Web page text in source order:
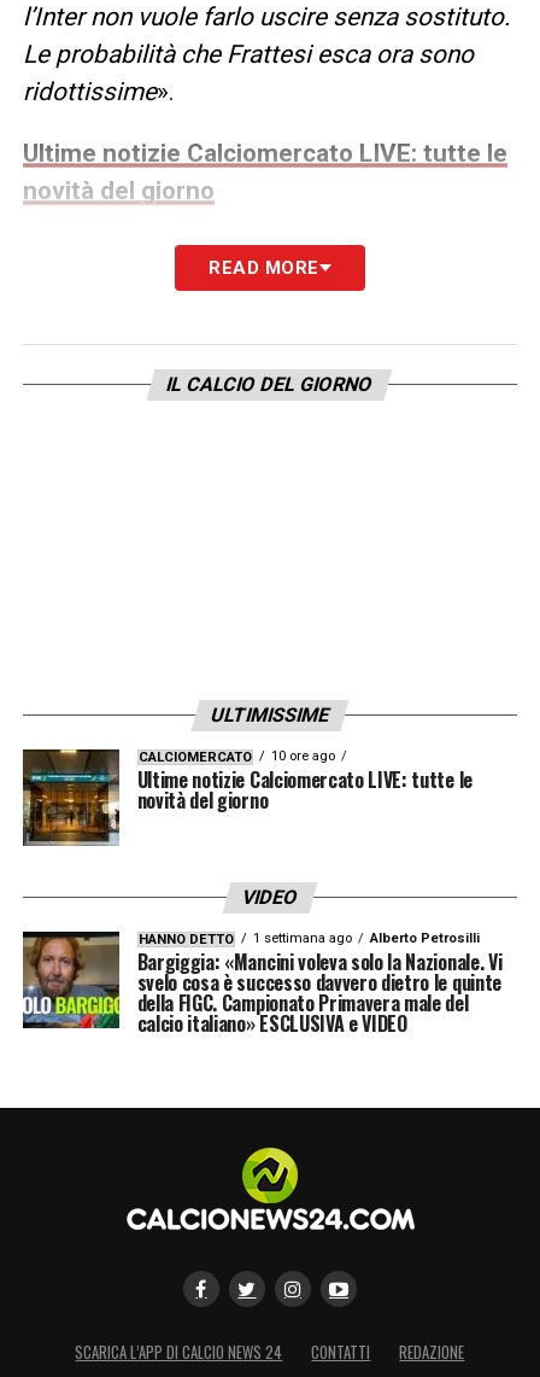
l’Inter non vuole farlo uscire senza sostituto.
Le probabilità che Frattesi esca ora sono
ridottissime».
Ultime notizie Calciomercato LIVE: tutte le
novità del giorno
LA PLAYLIST DELLE NOSTRE TOP NEWS
READ MORE
IL CALCIO DEL GIORNO
ULTIMISSIME
CALCIOMERCATO 10 ore ago
Ultime notizie Calciomercato LIVE: tutte le
novità del giorno
VIDEO
HANNO DETTO 1 settimana ago Alberto Petrosilli
Bargiggia: «Mancini voleva solo la Nazionale. Vi
svelo cosa è successo davvero dietro le quinte
della FIGC. Campionato Primavera male del
calcio italiano» ESCLUSIVA e VIDEO
SCARICA L’APP DI CALCIO NEWS 24 CONTATTI
REDAZIONE